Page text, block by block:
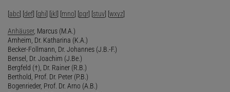
[abc] [def] [ghi] [jkl] [mno] [pqr] [stuv] [wxyz]
Anhäuser, Marcus (M.A.)
Arnheim, Dr. Katharina (K.A.)
Becker-Follmann, Dr. Johannes (J.B.-F.)
Bensel, Dr. Joachim (J.Be.)
Bergfeld (†), Dr. Rainer (R.B.)
Berthold, Prof. Dr. Peter (P.B.)
Bogenrieder, Prof. Dr. Arno (A.B.)